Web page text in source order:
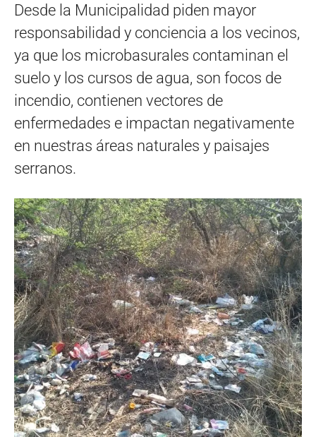
Desde la Municipalidad piden mayor
responsabilidad y conciencia a los vecinos,
ya que los microbasurales contaminan el
suelo y los cursos de agua, son focos de
incendio, contienen vectores de
enfermedades e impactan negativamente
en nuestras áreas naturales y paisajes
serranos.